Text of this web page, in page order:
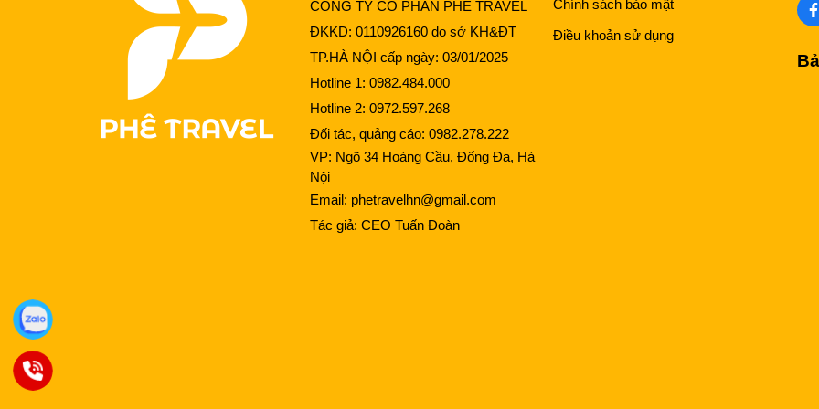
CÔNG TY CỔ PHẦN PHÊ TRAVEL
ĐKKD: 0110926160 do sở KH&ĐT
TP.HÀ NỘI cấp ngày: 03/01/2025
Hotline 1: 0982.484.000
Hotline 2: 0972.597.268
Đối tác, quảng cáo: 0982.278.222
VP: Ngõ 34 Hoàng Cầu, Đống Đa, Hà
Nội
Email: phetravelhn@gmail.com
Tác giả: CEO Tuấn Đoàn
Chính sách bảo mật
Điều khoản sử dụng